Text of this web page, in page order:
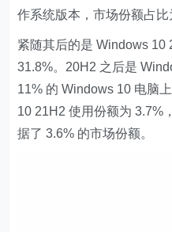
作系统版本，市场份额占比
紧随其后的是 Windows 10
31.8%。20H2 之后是
11% 的 Windows 10 电脑
10 21H2 使用份额为 3.7%
据了 3.6% 的市场份额。